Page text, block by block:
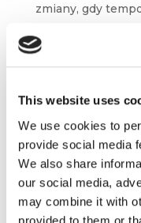
This website uses
We use cookies to
provide social media
We also share
our social media,
may combine it with
provided to them or
zmiany, gdy